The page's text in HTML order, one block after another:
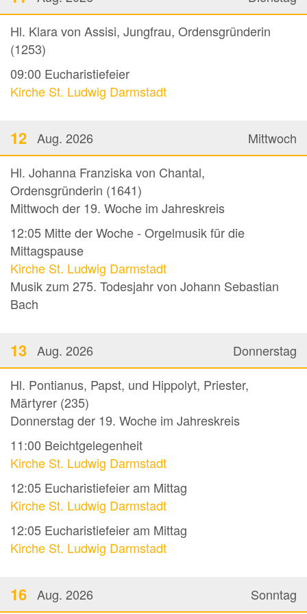
Hl. Klara von Assisi, Jungfrau, Ordensgründerin
(1253)
09:00 Eucharistiefeier
Kirche St. Ludwig Darmstadt
Mittwoch
12 Aug. 2026
Hl. Johanna Franziska von Chantal,
Ordensgründerin (1641)
Mittwoch der 19. Woche im Jahreskreis
12:05 Mitte der Woche - Orgelmusik für die
Mittagspause
Kirche St. Ludwig Darmstadt
Musik zum 275. Todesjahr von Johann Sebastian
Bach
Donnerstag
13 Aug. 2026
Hl. Pontianus, Papst, und Hippolyt, Priester,
Märtyrer (235)
Donnerstag der 19. Woche im Jahreskreis
11:00 Beichtgelegenheit
Kirche St. Ludwig Darmstadt
12:05 Eucharistiefeier am Mittag
Kirche St. Ludwig Darmstadt
12:05 Eucharistiefeier am Mittag
Kirche St. Ludwig Darmstadt
Sonntag
16 Aug. 2026